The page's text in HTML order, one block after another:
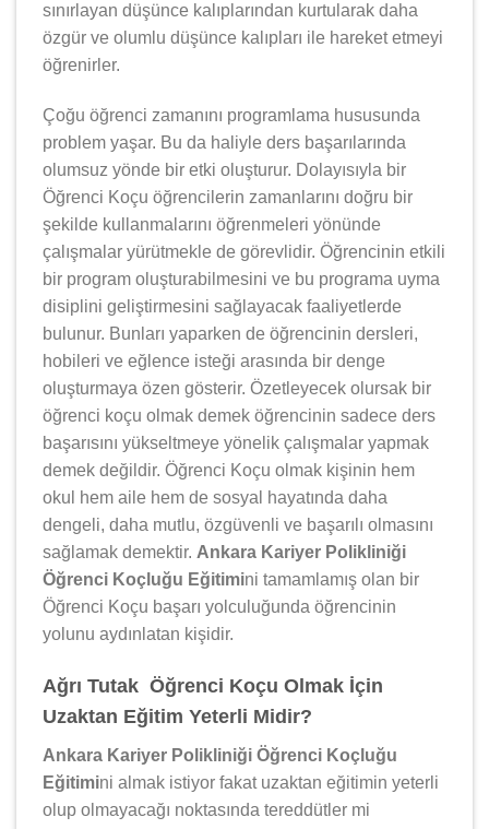
sınırlayan düşünce kalıplarından kurtularak daha
özgür ve olumlu düşünce kalıpları ile hareket etmeyi
öğrenirler.
Çoğu öğrenci zamanını programlama hususunda
problem yaşar. Bu da haliyle ders başarılarında
olumsuz yönde bir etki oluşturur. Dolayısıyla bir
Öğrenci Koçu öğrencilerin zamanlarını doğru bir
şekilde kullanmalarını öğrenmeleri yönünde
çalışmalar yürütmekle de görevlidir. Öğrencinin etkili
bir program oluşturabilmesini ve bu programa uyma
disiplini geliştirmesini sağlayacak faaliyetlerde
bulunur. Bunları yaparken de öğrencinin dersleri,
hobileri ve eğlence isteği arasında bir denge
oluşturmaya özen gösterir. Özetleyecek olursak bir
öğrenci koçu olmak demek öğrencinin sadece ders
başarısını yükseltmeye yönelik çalışmalar yapmak
demek değildir. Öğrenci Koçu olmak kişinin hem
okul hem aile hem de sosyal hayatında daha
dengeli, daha mutlu, özgüvenli ve başarılı olmasını
sağlamak demektir. Ankara Kariyer Polikliniği
Öğrenci Koçluğu Eğitimini tamamlamış olan bir
Öğrenci Koçu başarı yolculuğunda öğrencinin
yolunu aydınlatan kişidir.
Ağrı Tutak Öğrenci Koçu Olmak İçin
Uzaktan Eğitim Yeterli Midir?
Ankara Kariyer Polikliniği Öğrenci Koçluğu
Eğitimini almak istiyor fakat uzaktan eğitimin yeterli
olup olmayacağı noktasında tereddütler mi